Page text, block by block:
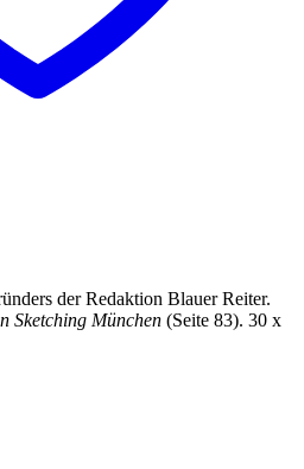
der Redaktion Blauer Reiter.
Sketching München (Seite 83). 30 x